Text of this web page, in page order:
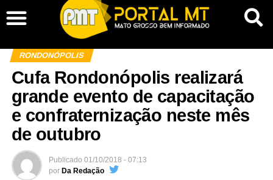
RONDONÓPOLIS
Cufa Rondonópolis realizará
grande evento de capacitação
e confraternização neste mês
de outubro
Publicado 01/10/2018 - 07:13
por Da Redação